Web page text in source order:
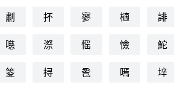
㔅
抔 寥 㰅
誹
㘂
漈 愮 憸
鮀
䈊
挦 卺 嘕
垶